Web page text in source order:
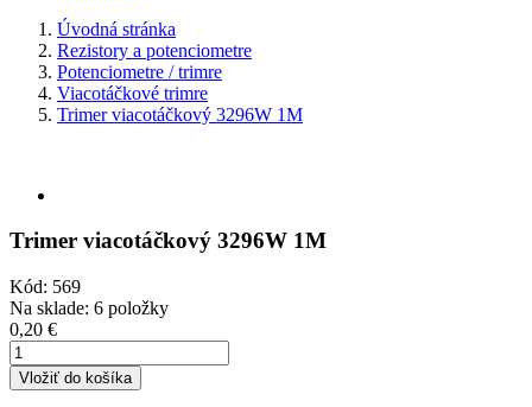
Úvodná stránka
Rezistory a potenciometre
Potenciometre / trimre
Viacotáčkové trimre
Trimer viacotáčkový 3296W 1M
Trimer viacotáčkový 3296W 1M
Kód: 569
Na sklade: 6 položky
0,20 €
Vložiť do košíka